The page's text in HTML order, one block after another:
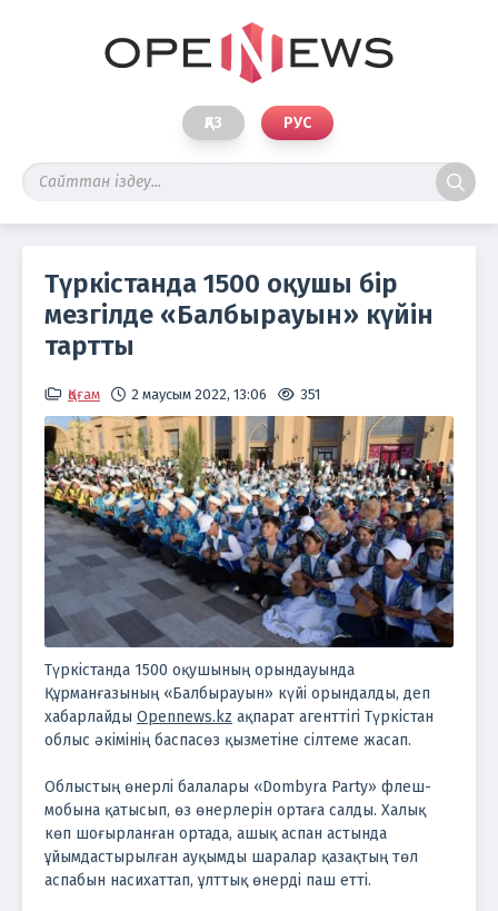
ҚАЗ РУС
Түркістанда 1500 оқушы бір
мезгілде «Балбырауын» күйін
тартты
Қоғам 2 маусым 2022, 13:06 351
Түркістанда 1500 оқушының орындауында
Құрманғазының «Балбы­ра­уын» күйі орындалды, деп
хабарлайды Opennews.kz ақпарат агенттігі Түркістан
облыс әкімінің баспасөз қызметіне сілтеме жасап.
Облыстың өнерлі балалары «Dombyra Party» флеш-
мобына қатысып, өз өнерлерін ортаға салды. Халық
көп шоғырланған ортада, ашық аспан астында
ұйымдастырылған ауқымды шаралар қазақтың төл
аспабын насихаттап, ұлттық өнерді паш етті.